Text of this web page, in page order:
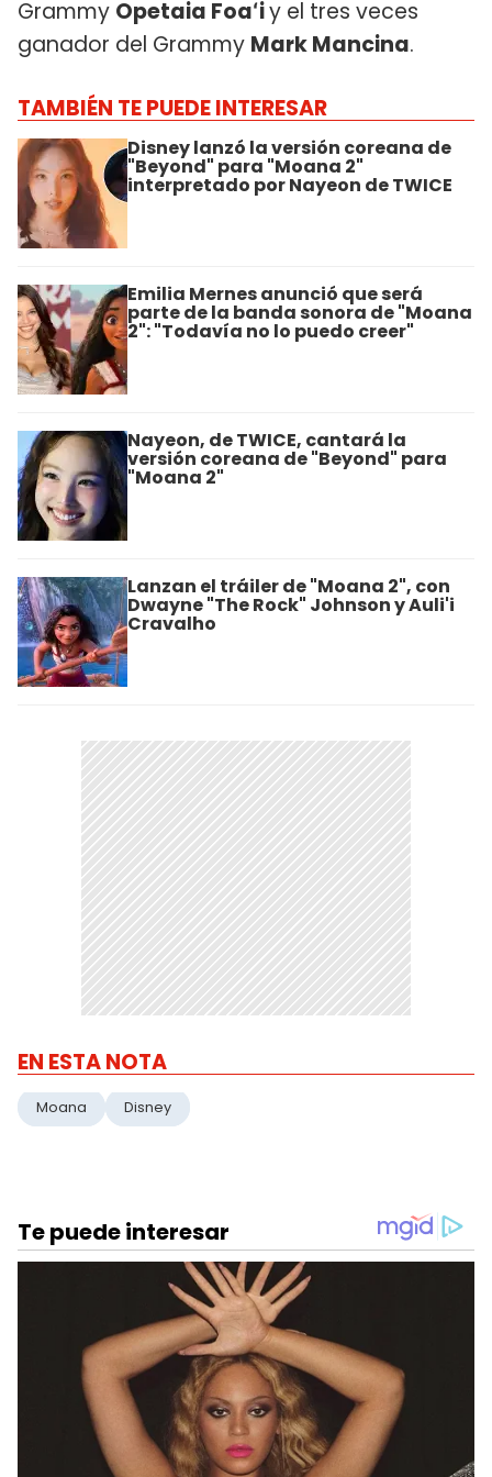
Grammy Opetaia Foaʻiy el tres veces
ganador del Grammy Mark Mancina.
TAMBIÉN TE PUEDE INTERESAR
Disney lanzó la versión coreana de
"Beyond" para "Moana 2"
interpretado por Nayeon de TWICE
Emilia Mernes anunció que será
parte de la banda sonora de "Moana
2": "Todavía no lo puedo creer"
Nayeon, de TWICE, cantará la
versión coreana de "Beyond" para
"Moana 2"
Lanzan el tráiler de "Moana 2", con
Dwayne "The Rock" Johnson y Auli'i
Cravalho
EN ESTA NOTA
Moana Disney